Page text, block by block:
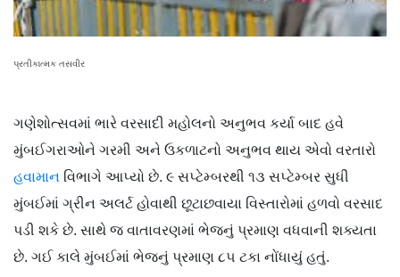
પ્રતીકાત્મક તસવીર
ગણેશોત્સવમાં ભારે વરસાદી મહોલનો અનુભવ કર્યા બાદ હવે
મુંબઈગરાઓને ગરમી અને ઉકળાટનો અનુભવ થાય એવો વરતારો
હવામાન વિભાગે આપ્યો છે. ૯ સપ્ટેમ્બરથી ૧૩ સપ્ટેમ્બર સુધી
મુંબઈમાં ગ્રીન અલર્ટ હોવાથી છૂટાછવાયા વિસ્તારોમાં હળવો વરસાદ
પડી શકે છે. સાથે જ વાતાવરણમાં ભેજનું પ્રમાણ વધવાની શક્યતા
છે. ગઈ કાલે મુંબઈમાં ભેજનું પ્રમાણ ૮૫ ટકા નોંધાયું હતું.